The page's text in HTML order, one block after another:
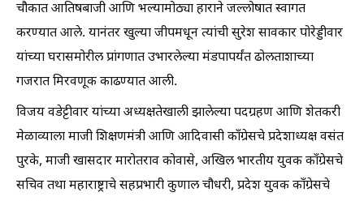
चौकात आतिषबाजी आणि भल्यामोठ्या हाराने जल्लोषात स्वागत
करण्यात आले. यानंतर खुल्या जीपमधून त्यांची सुरेश सावकार पोरेड्डीवार
यांच्या घरासमोरील प्रांगणात उभारलेल्या मंडपापर्यंत ढोलताशाच्या
गजरात मिरवणूक काढण्यात आली.
विजय वडेट्टीवार यांच्या अध्यक्षतेखाली झालेल्या पदग्रहण आणि शेतकरी
मेळाव्याला माजी शिक्षणमंत्री आणि आदिवासी काँग्रेसचे प्रदेशाध्यक्ष वसंत
पुरके, माजी खासदार मारोतराव कोवासे, अखिल भारतीय युवक काँग्रेसचे
सचिव तथा महाराष्ट्राचे सहप्रभारी कुणाल चौधरी, प्रदेश युवक काँग्रेसचे